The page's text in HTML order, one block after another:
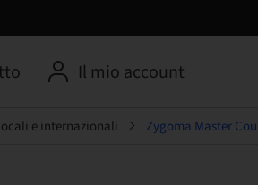
Il mio account
e internazionali Zygoma Master